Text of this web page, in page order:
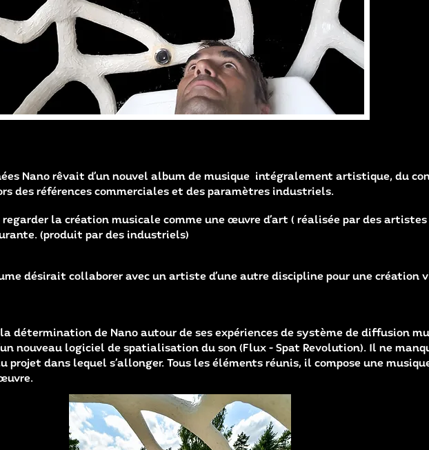
Nano rêvait d’un nouvel album de musique intégralement artistique, du
des références commerciales et des paramètres industriels.
la création musicale comme une œuvre d’art ( réalisée par des
(produit par des industriels)
désirait collaborer avec un artiste d’une autre discipline pour une création
détermination de Nano autour de ses expériences de système de diffusion
nouveau logiciel de spatialisation du son (Flux - Spat Revolution). Il ne
dans lequel s’allonger. Tous les éléments réunis, il compose une